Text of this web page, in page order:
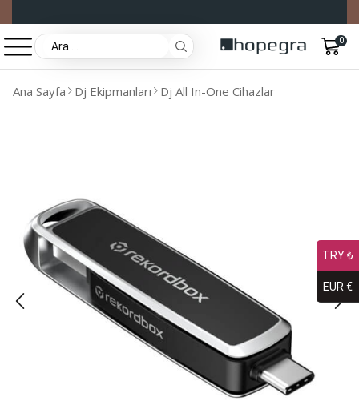
0
Ana Sayfa Dj Ekipmanları Dj All In-One Cihazlar
TRY ₺
EUR €